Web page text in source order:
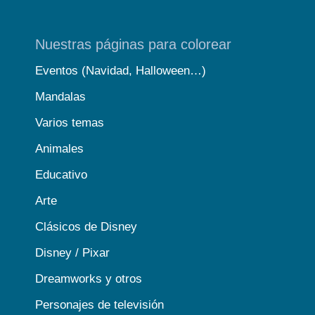
Nuestras páginas para colorear
Eventos (Navidad, Halloween…)
Mandalas
Varios temas
Animales
Educativo
Arte
Clásicos de Disney
Disney / Pixar
Dreamworks y otros
Personajes de televisión